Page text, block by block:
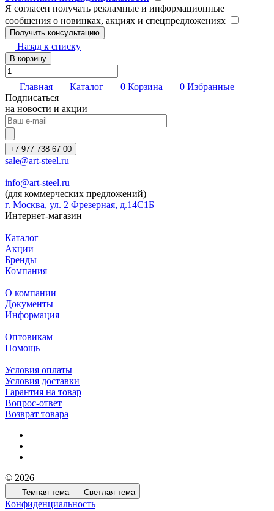
Я согласен получать рекламные и информационные
сообщения о новинках, акциях и спецпредложениях
Назад к списку
В корзину
Главная Каталог 0 Корзина 0 Избранные
Подписаться
на новости и акции
+7 977 738 67 00
sale@art-steel.ru
info@art-steel.ru
(для коммерческих предложений)
г. Москва, ул. 2 Фрезерная, д.14С1Б
Интернет-магазин
Каталог
Акции
Бренды
Компания
О компании
Документы
Информация
Оптовикам
Помощь
Условия оплаты
Условия доставки
Гарантия на товар
Вопрос-ответ
Возврат товара
© 2026
Темная тема Светлая тема
Конфиденциальность